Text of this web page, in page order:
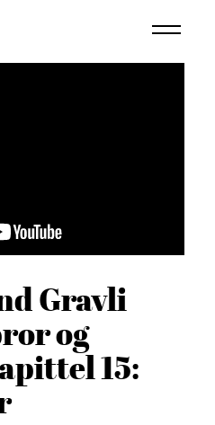
Gravli
og
15: